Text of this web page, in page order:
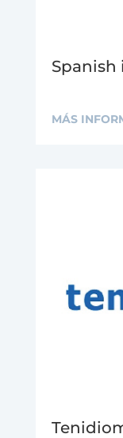
Spanish
MÁS